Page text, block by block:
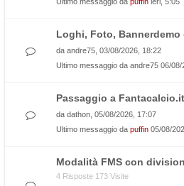
Loghi, Foto, Bannerdemo
da andre75 , 03/08/2026, 18:22
Ultimo messaggio da andre75 06/08/
Passaggio a Fantacalcio.it
da dathon , 05/08/2026, 17:07
Ultimo messaggio da puffin 05/08/
Modalità FMS con
4 Risposte 173 Visite